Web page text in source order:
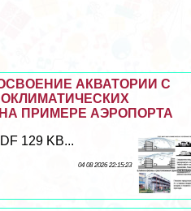
АКВАТОРИИ С
ПРИМЕРЕ АЭРОПОРТА
129 KB...
04 08 2026 22:15:23